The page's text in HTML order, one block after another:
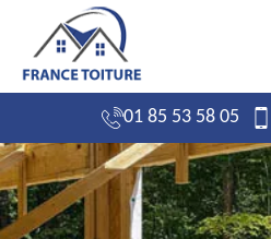
01 85 53 58 05